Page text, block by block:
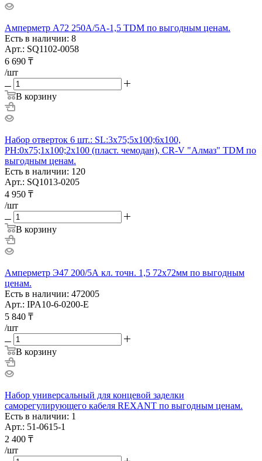
Амперметр А72 250А/5А-1,5 TDM по выгодным ценам.
Есть в наличии: 8
Арт.: SQ1102-0058
6 690 ₸
/шт
В корзину
Набор отверток 6 шт.: SL:3x75;5x100;6x100,
PH:0х75;1x100;2x100 (пласт. чемодан), CR-V "Алмаз" TDM по
выгодным ценам.
Есть в наличии: 120
Арт.: SQ1013-0205
4 950 ₸
/шт
В корзину
Амперметр Э47 200/5А кл. точн. 1,5 72х72мм по выгодным
ценам.
Есть в наличии: 472005
Арт.: IPA10-6-0200-E
5 840 ₸
/шт
В корзину
Набор универсальный для концевой заделки
саморегулирующего кабеля REXANT по выгодным ценам.
Есть в наличии: 1
Арт.: 51-0615-1
2 400 ₸
/шт